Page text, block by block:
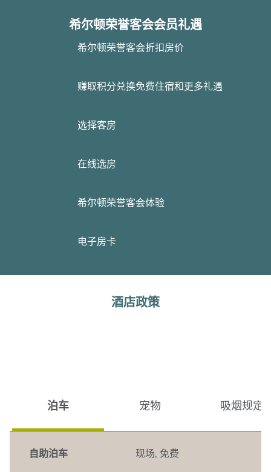
希尔顿荣誉客会会员礼遇
希尔顿荣誉客会折扣房价
赚取积分兑换免费住宿和更多礼遇
选择客房
在线选房
希尔顿荣誉客会体验
电子房卡
酒店政策
泊车 宠物 吸烟规定
自助泊车 现场, 免费